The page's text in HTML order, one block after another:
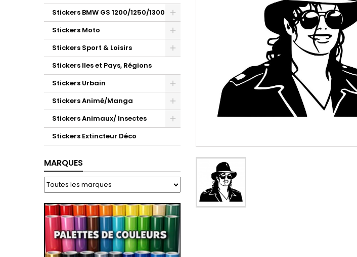
Stickers BMW GS 1200/1250/1300
Stickers Moto
Stickers Sport & Loisirs
Stickers Iles et Pays, Régions
Stickers Urbain
Stickers Animé/Manga
Stickers Animaux/ Insectes
Stickers Extincteur Déco
MARQUES